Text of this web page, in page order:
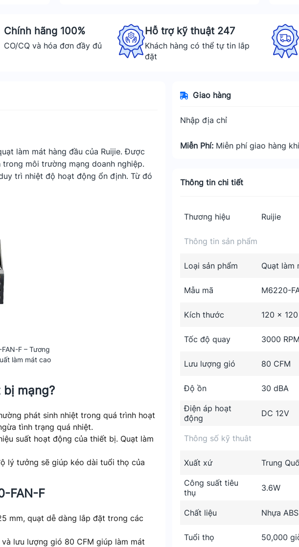
Chính hãng 100%
CO/CQ và hóa đơn đầy đủ
Hỗ trợ kỹ thuật 247
Khách hàng có thể tự tin lắp
đặt
làm mát hàng đầu của Ruijie. Được
môi trường mạng doanh nghiệp.
trì nhiệt độ hoạt động ổn định. Từ đó
F – Tương
làm mát cao
mạng?
phát sinh nhiệt trong quá trình hoạt
tình trạng quá nhiệt.
suất hoạt động của thiết bị. Quạt làm
lý tưởng sẽ giúp kéo dài tuổi thọ của
FAN-F
mm, quạt dễ dàng lắp đặt trong các
lưu lượng gió 80 CFM giúp làm mát
Giao hàng
Nhập địa chỉ
Miễn Phí: Miễn phí giao hàng
Thông tin chi tiết
Thương hiệu Ruijie
Thông tin sản phẩm
Loại sản phẩm Quạt làm
Mẫu mã M6220-
Kích thước 120 x
Tốc độ quay 3000 RPM
Lưu lượng gió 80 CFM
Độ ồn 30 dBA
Điện áp hoạt
động
DC 12V
Thông số kỹ thuât
Xuất xứ Trung
Công suất tiêu
thụ
3.6W
Chất liệu Nhựa ABS
Tuổi thọ 50,000